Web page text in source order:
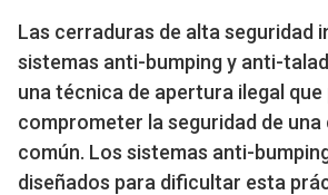
Las cerraduras de alta seguridad
sistemas anti-bumping y anti-
una técnica de apertura ilegal que
comprometer la seguridad de
común. Los sistemas anti-
diseñados para dificultar esta